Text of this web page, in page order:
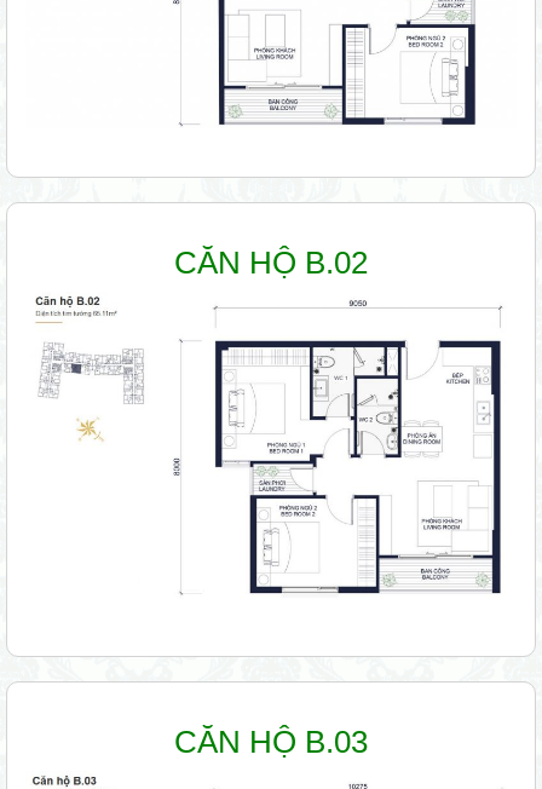
CĂN HỘ B.02
CĂN HỘ B.03